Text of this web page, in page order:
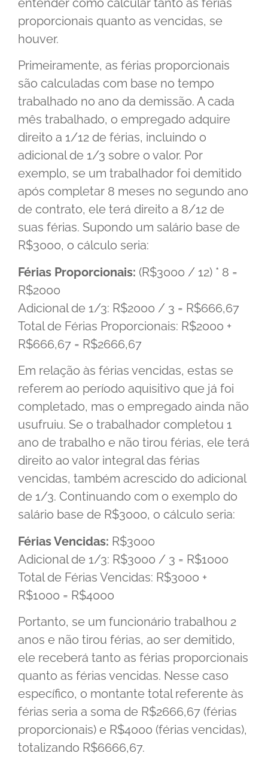
entender como calcular tanto as férias
proporcionais quanto as vencidas, se
houver.
Primeiramente, as férias proporcionais
são calculadas com base no tempo
trabalhado no ano da demissão. A cada
mês trabalhado, o empregado adquire
direito a 1/12 de férias, incluindo o
adicional de 1/3 sobre o valor. Por
exemplo, se um trabalhador foi demitido
após completar 8 meses no segundo ano
de contrato, ele terá direito a 8/12 de
suas férias. Supondo um salário base de
R$3000, o cálculo seria:
Férias Proporcionais: (R$3000 / 12) * 8 =
R$2000
Adicional de 1/3: R$2000 / 3 = R$666,67
Total de Férias Proporcionais: R$2000 +
R$666,67 = R$2666,67
Em relação às férias vencidas, estas se
referem ao período aquisitivo que já foi
completado, mas o empregado ainda não
usufruiu. Se o trabalhador completou 1
ano de trabalho e não tirou férias, ele terá
direito ao valor integral das férias
vencidas, também acrescido do adicional
de 1/3. Continuando com o exemplo do
salário base de R$3000, o cálculo seria:
Férias Vencidas: R$3000
Adicional de 1/3: R$3000 / 3 = R$1000
Total de Férias Vencidas: R$3000 +
R$1000 = R$4000
Portanto, se um funcionário trabalhou 2
anos e não tirou férias, ao ser demitido,
ele receberá tanto as férias proporcionais
quanto as férias vencidas. Nesse caso
específico, o montante total referente às
férias seria a soma de R$2666,67 (férias
proporcionais) e R$4000 (férias vencidas),
totalizando R$6666,67.